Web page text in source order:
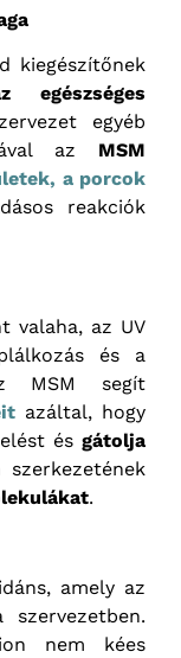
kiegészítőnek
egészséges
egyéb
az MSM
a porcok
reakciók
valaha, az UV
és a
MSM segít
azáltal, hogy
és gátolja
.
amely az
nem kées